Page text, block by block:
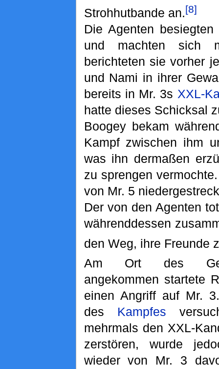
Strohhutbande an.[8]
Die Agenten
und machten sich
berichteten sie vorher
und Nami in ihrer
bereits in Mr. 3s XXL-
hatte dieses Schicksal
Boogey bekam
Kampf zwischen ihm
was ihn dermaßen
zu sprengen
von Mr. 5
Der von den Agenten
währenddessen
den Weg, ihre Freunde
Am Ort des
angekommen startete
einen Angriff auf Mr.
des Kampfes
mehrmals den XXL-
zerstören, wurde
wieder von Mr. 3